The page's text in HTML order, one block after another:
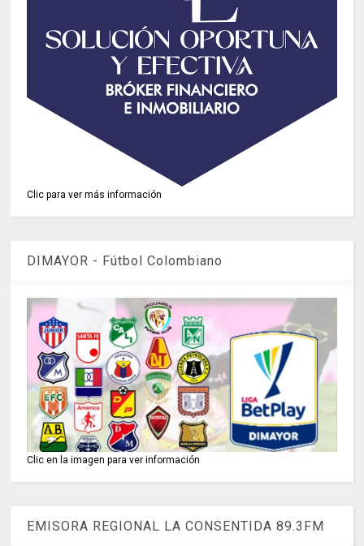
Clic para ver más información
DIMAYOR - Fútbol Colombiano
Clic en la imagen para ver información
EMISORA REGIONAL LA CONSENTIDA 89.3FM